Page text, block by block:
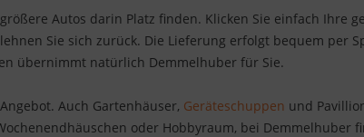
Autos darin Platz finden. Klicken Sie einfach Ihre
Sie sich zurück. Die Lieferung erfolgt bequem per
übernimmt natürlich Demmelhuber für Sie.
Auch Gartenhäuser, Geräteschuppen und
oder Hobbyraum, bei Demmelhuber